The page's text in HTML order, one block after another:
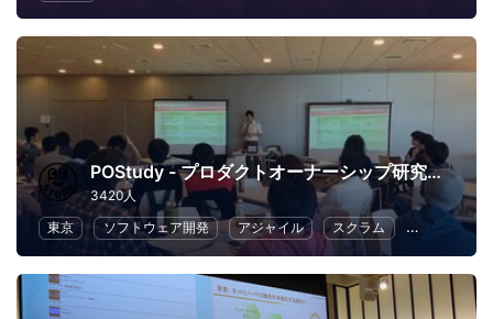
POStudy - プロダクトオーナーシップ研究会 -
3420人
東京
ソフトウェア開発 アジャイル スクラム ビジネス